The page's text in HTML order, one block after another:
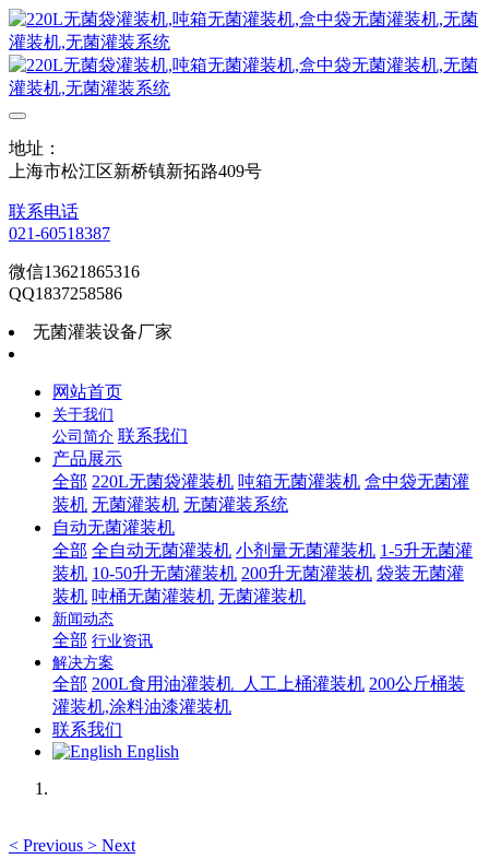
地址：
上海市松江区新桥镇新拓路409号
联系电话
021-60518387
微信13621865316
QQ1837258586
无菌灌装设备厂家
网站首页
关于我们
公司简介 联系我们
产品展示
全部 220L无菌袋灌装机 吨箱无菌灌装机 盒中袋无菌灌
装机 无菌灌装机 无菌灌装系统
自动无菌灌装机
全部 全自动无菌灌装机 小剂量无菌灌装机 1-5升无菌灌
装机 10-50升无菌灌装机 200升无菌灌装机 袋装无菌灌
装机 吨桶无菌灌装机 无菌灌装机
新闻动态
全部 行业资讯
解决方案
全部 200L食用油灌装机_人工上桶灌装机 200公斤桶装
灌装机,涂料油漆灌装机
联系我们
English
< Previous > Next